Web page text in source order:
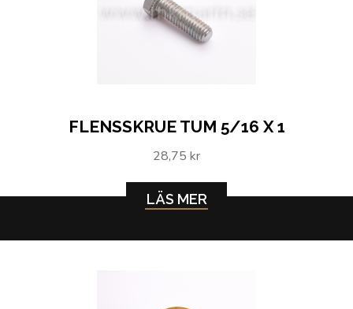
FLENSSKRUE TUM 5/16 X 1
28,75 kr
LÄS MER